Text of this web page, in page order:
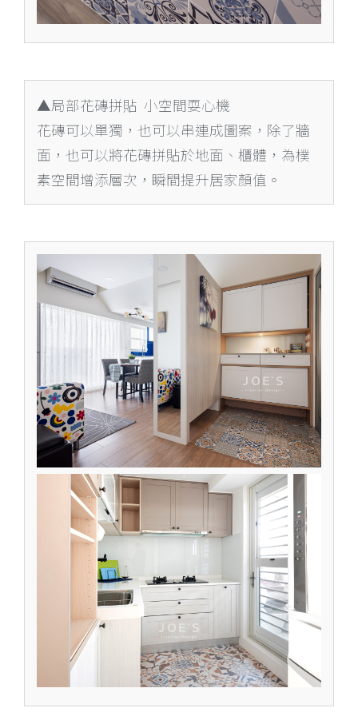
▲局部花磚拼貼 小空間耍心機
花磚可以單獨，也可以串連成圖案，除了牆
面，也可以將花磚拼貼於地面、櫃體，為樸
素空間增添層次，瞬間提升居家顏值。